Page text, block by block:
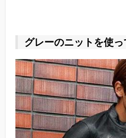
グレーのニットを使っ